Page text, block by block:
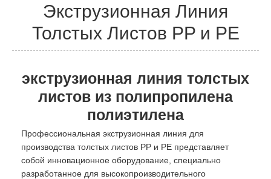
Экструзионная Линия
Толстых Листов PP и PE
экструзионная линия толстых
листов из полипропилена
полиэтилена
Профессиональная экструзионная линия для
производства толстых листов PP и PE представляет
собой инновационное оборудование, специально
разработанное для высокопроизводительного